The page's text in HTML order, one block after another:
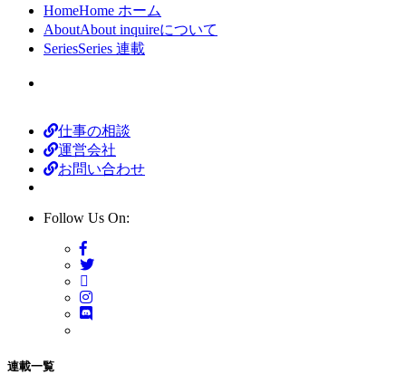
HomeHome ホーム
AboutAbout inquireについて
SeriesSeries 連載
仕事の相談
運営会社
お問い合わせ
Follow Us On:
連載一覧